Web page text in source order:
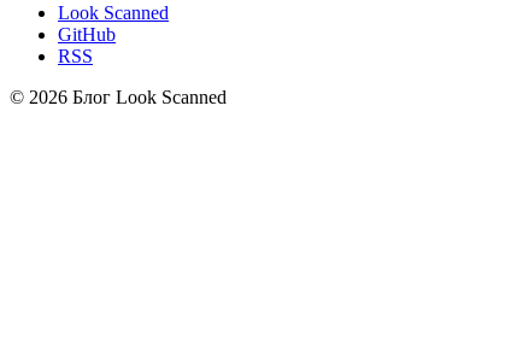
Look Scanned
GitHub
RSS
© 2026 Блог Look Scanned